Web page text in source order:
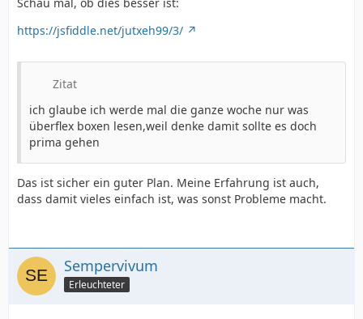
https://jsfiddle.net/jutxeh99/3/
Zitat
ich glaube ich werde mal die ganze woche nur was
überflex boxen lesen,weil denke damit sollte es doch
prima gehen
Das ist sicher ein guter Plan. Meine Erfahrung ist auch,
dass damit vieles einfach ist, was sonst Probleme macht.
Sempervivum
Erleuchteter